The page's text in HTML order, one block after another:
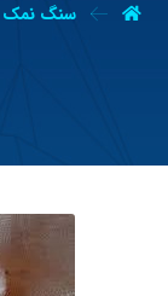
سنگ نمک